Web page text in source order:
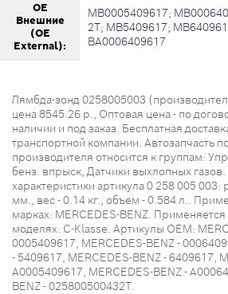
OE
Внешние
(OE
External):
MB0005409617;
2T; MB5409617;
BA0006409617
Лямбда-зонд 0258005003
цена 8545.26 р., Оптовая цена - по
наличии и под заказ. Бесплатная
транспортной компании. Автозапчасть
производителя относится к группам:
бенз. впрыск, Датчики выхлопных
характеристики артикула 0 258 005
мм., вес - 0.14 кг., объем - 0.584 л..
марках: MERCEDES-BENZ.
моделях: C-Klasse. Артикулы OEM:
0005409617, MERCEDES-BENZ -
- 5409617, MERCEDES-BENZ - 6409617,
A0005409617, MERCEDES-BENZ -
BENZ - 025800500432T.